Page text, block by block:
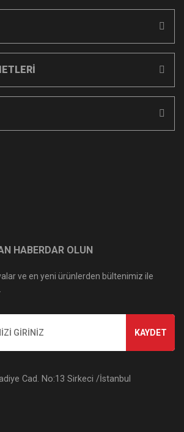
HABERDAR OLUN
ve en yeni ürünlerden bültenimiz ile
KAYDET
Cad. No:13 Sirkeci /İstanbul